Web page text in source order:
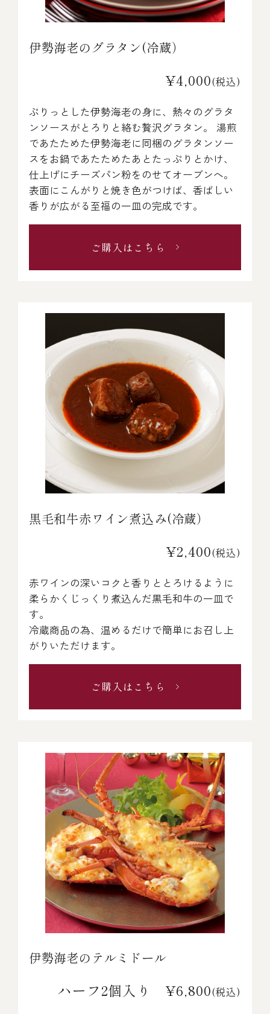
伊勢海老のグラタン(冷蔵）
¥4,000(税込)
ぷりっとした伊勢海老の身に、熱々のグラタ
ンソースがとろりと絡む贅沢グラタン。 湯煎
であたためた伊勢海老に同梱のグラタンソー
スをお鍋であたためたあとたっぷりとかけ、
仕上げにチーズパン粉をのせてオーブンへ。
表面にこんがりと焼き色がつけば、香ばしい
香りが広がる至福の一皿の完成です。
ご購入はこちら
黒毛和牛赤ワイン煮込み(冷蔵）
¥2,400(税込)
赤ワインの深いコクと香りととろけるように
柔らかくじっくり煮込んだ黒毛和牛の一皿で
す。
冷蔵商品の為、温めるだけで簡単にお召し上
がりいただけます。
ご購入はこちら
伊勢海老のテルミドール
ハーフ2個入り ¥6,800(税込)